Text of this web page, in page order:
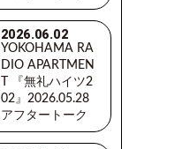
2026.06.02
YOKOHAMA RA
DIO APARTMEN
T 『無礼ハイツ2
02』2026.05.28
アフタートーク